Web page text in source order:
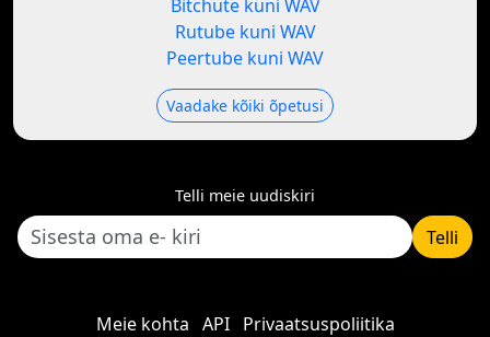
Bitchute kuni WAV
Rutube kuni WAV
Peertube kuni WAV
Vaadake kõiki õpetusi
Telli meie uudiskiri
Telli
Meie kohta API Privaatsuspoliitika